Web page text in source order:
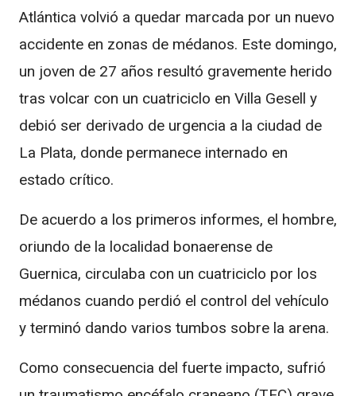
Atlántica volvió a quedar marcada por un nuevo
accidente en zonas de médanos. Este domingo,
un joven de 27 años resultó gravemente herido
tras volcar con un cuatriciclo en Villa Gesell y
debió ser derivado de urgencia a la ciudad de
La Plata, donde permanece internado en
estado crítico.
De acuerdo a los primeros informes, el hombre,
oriundo de la localidad bonaerense de
Guernica, circulaba con un cuatriciclo por los
médanos cuando perdió el control del vehículo
y terminó dando varios tumbos sobre la arena.
Como consecuencia del fuerte impacto, sufrió